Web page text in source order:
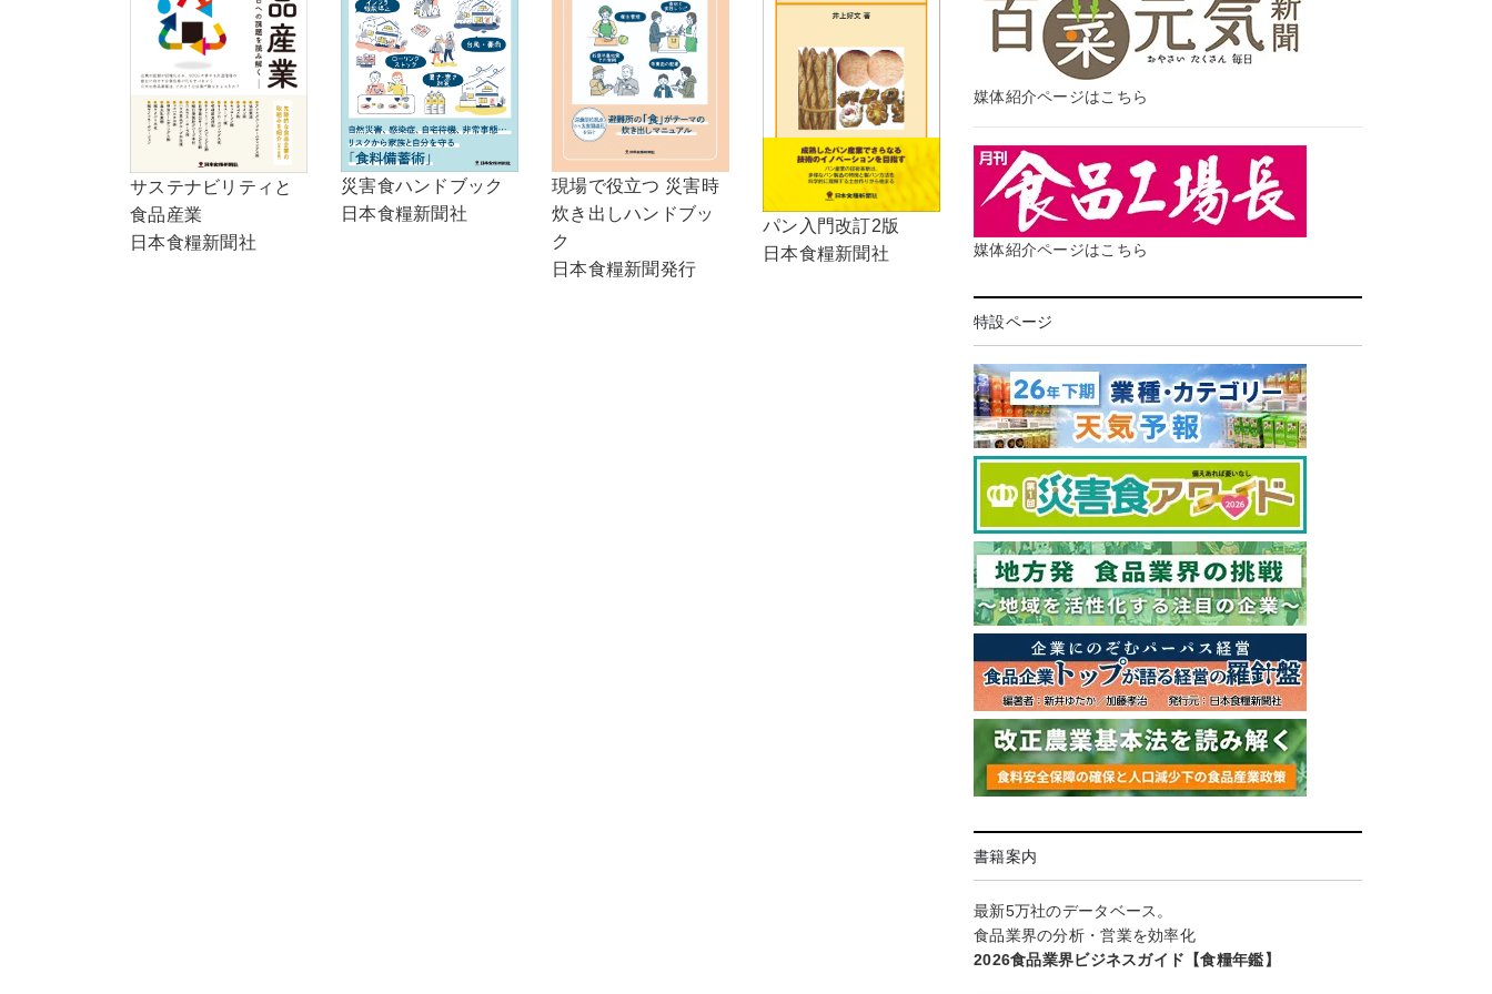
サステナビリティと
食品産業
日本食糧新聞社
災害食ハンドブック
日本食糧新聞社
現場で役立つ 災害時
炊き出しハンドブッ
ク
日本食糧新聞発行
パン入門改訂2版
日本食糧新聞社
媒体紹介ページはこちら
媒体紹介ページはこちら
特設ページ
書籍案内
最新5万社のデータベース。
食品業界の分析・営業を効率化
2026食品業界ビジネスガイド【食糧年鑑】